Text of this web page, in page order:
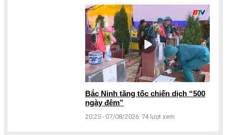
Bắc Ninh tăng tốc chiến dịch “500
ngày đêm”
20:25 - 07/08/2026 74 lượt xem